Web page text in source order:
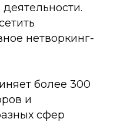
нетворкинг-
более 300
и
сфер